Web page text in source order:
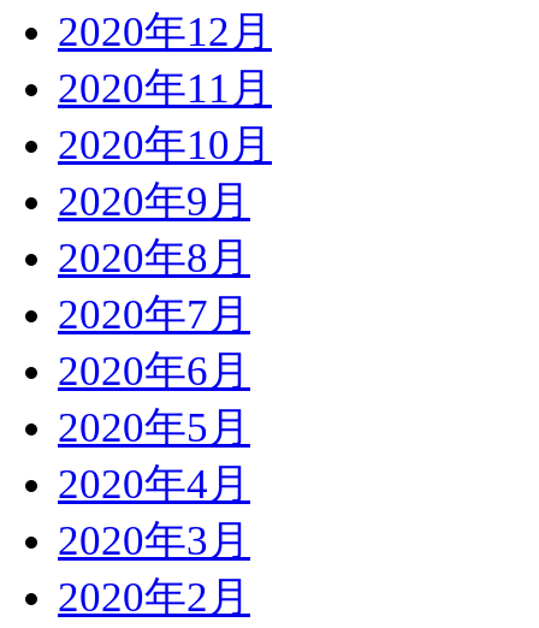
2020年12月
2020年11月
2020年10月
2020年9月
2020年8月
2020年7月
2020年6月
2020年5月
2020年4月
2020年3月
2020年2月